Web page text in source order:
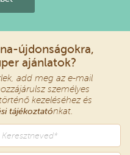
újdonságokra,
ajánlatok?
add meg az e-mail
személyes
kezeléséhez és
tájékoztatónkat.